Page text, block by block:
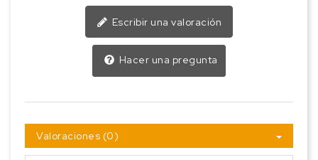
Escribir una valoración
Hacer una pregunta
Valoraciones (0)